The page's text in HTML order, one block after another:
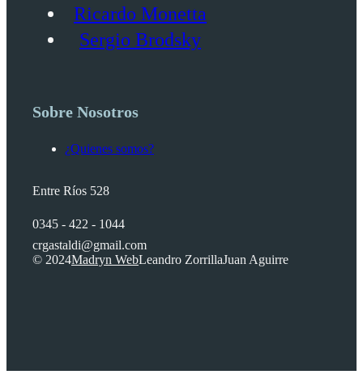
Ricardo Monetta
Sergio Brodsky
Sobre Nosotros
¿Quienes somos?
Entre Ríos 528
0345 - 422 - 1044
crgastaldi@gmail.com
© 2024Madryn WebLeandro ZorrillaJuan Aguirre